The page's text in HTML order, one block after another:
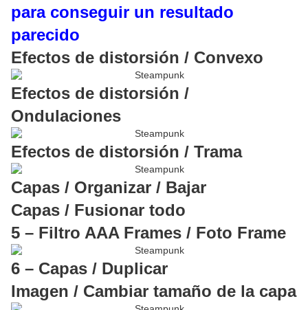
para conseguir un resultado
parecido
Efectos de distorsión / Convexo
Efectos de distorsión /
Ondulaciones
Efectos de distorsión / Trama
Capas / Organizar / Bajar
Capas / Fusionar todo
5 – Filtro AAA Frames / Foto Frame
6 – Capas / Duplicar
Imagen / Cambiar tamaño de la capa